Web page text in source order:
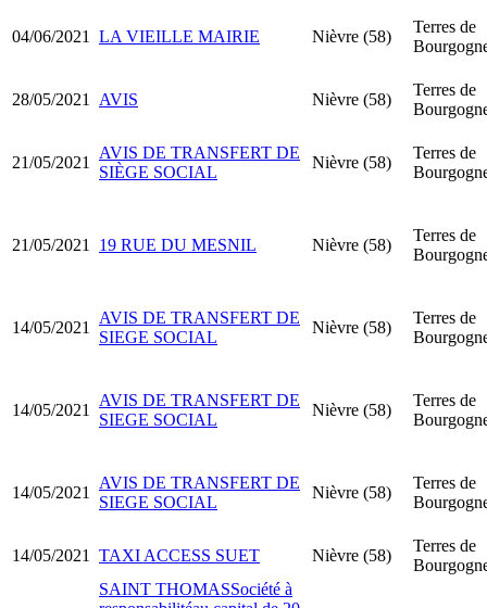
04/06/2021 LA VIEILLE MAIRIE Nièvre (58)
Terres de
28/05/2021 AVIS Nièvre (58)
Terres de
21/05/2021
AVIS DE TRANSFERT DE
SIÈGE SOCIAL
Nièvre (58)
Terres de
21/05/2021 19 RUE DU MESNIL Nièvre (58)
Terres de
14/05/2021
AVIS DE TRANSFERT DE
SIEGE SOCIAL
Nièvre (58)
Terres de
14/05/2021
AVIS DE TRANSFERT DE
SIEGE SOCIAL
Nièvre (58)
Terres de
14/05/2021
AVIS DE TRANSFERT DE
SIEGE SOCIAL
Nièvre (58)
Terres de
14/05/2021 TAXI ACCESS SUET Nièvre (58)
Terres de
SAINT THOMASSociété à